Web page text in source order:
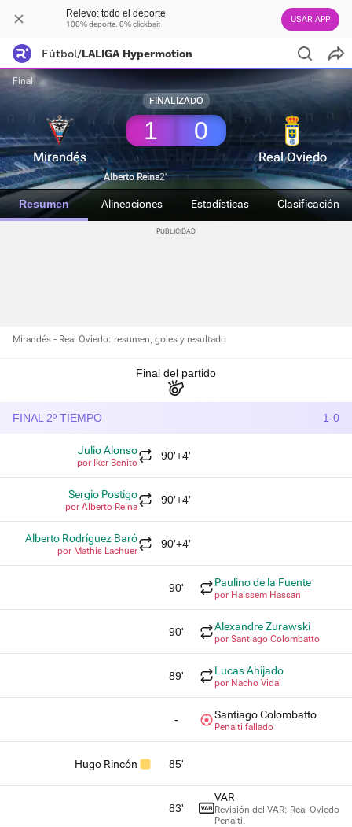
Relevo: todo el deporte
100% deporte. 0% clickbait USAR APP
Fútbol/LALIGA Hypermotion
Final
FINALIZADO
Mirandés
1 0
Real Oviedo
Alberto Reina2'
Resumen Alineaciones Estadísticas Clasificación
Mirandés - Real Oviedo: resumen, goles y resultado
Final del partido
FINAL 2º TIEMPO 1-0
Julio Alonso
por Iker Benito
90'+4'
Sergio Postigo
por Alberto Reina
90'+4'
Alberto Rodríguez Baró
por Mathis Lachuer
90'+4'
90' Paulino de la Fuente
por Haissem Hassan
90' Alexandre Zurawski
por Santiago Colombatto
89' Lucas Ahijado
por Nacho Vidal
- Santiago Colombatto
Penalti fallado
Hugo Rincón 85'
83'
VAR
Revisión del VAR: Real Oviedo
Penalti.